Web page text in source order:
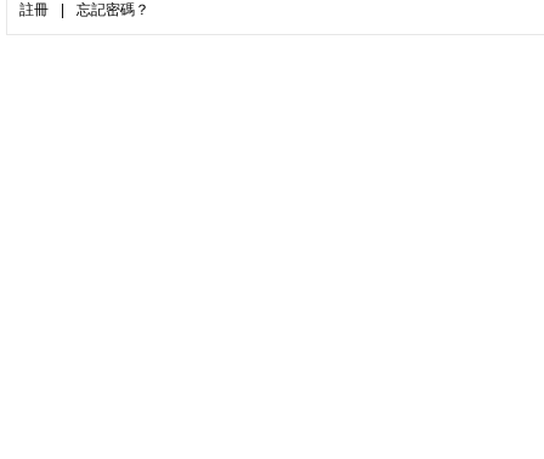
註冊 忘記密碼？